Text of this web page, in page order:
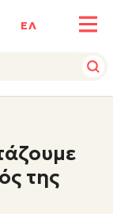
ΕΛ
της